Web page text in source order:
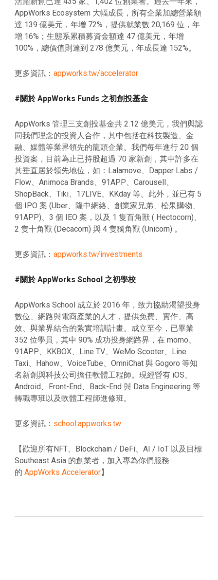
AppWorks Ecosystem 大幅成長，所有企業加總營業額
達 139 億美元，年增 72%，提供就業數 20,169 位，年
增 16%；生態系累積募資金額達 47 億美元，年增
100%，總價值則達到 278 億美元，年成長達 152%。
更多資訊： appworks.tw/accelerator
#關於 AppWorks Funds 之初創投基金
AppWorks 管理三支創投基金共 2.12 億美元，我們與認
同我們理念的投資人合作，其中包括在科技製造、金
融、媒體等業界領先的龍頭企業。我們每年進行 20 個
投資案，目前為止已持股超過 70 家新創，其中許多在
其垂直居於領先地位，如：Lalamove、Dapper Labs /
Flow、Animoca Brands、91APP、Carousell、
ShopBack、Tiki、17LIVE、KKday 等。此外，並已有 5
個 IPO 案 (Uber、隆中網絡、創業家兄弟、松果購物、
91APP)、3 個 IEO 案，以及 1 隻百角獸 ( Hectocorn)、
2 隻十角獸 (Decacorn) 與 4 隻獨角獸 (Unicorn) 。
更多資訊： appworks.tw/investments
#關於 AppWorks School 之初學校
AppWorks School 成立於 2016 年，致力協助渴望投身
數位、網路與電商產業的人才，提供免費、實作、高
效、與業界結合的紮實培訓計畫。成立至今，已畢業
352 位學員，其中 90% 成功投身網路界，在 momo、
91APP、KKBOX、Line TV、WeMo Scooter、Line
Taxi、Hahow、VoiceTube、OmniChat 與 Gogoro 等知
名新創與科技公司擔任軟體工程師。現經營有 iOS、
Android、Front-End、Back-End 與 Data Engineering 等
轉職專班以及軟體工程師進修班。
更多資訊： school.appworks.tw
【歡迎所有NFT、Blockchain / DeFi、AI / IoT 以及目標
Southeast Asia 的創業者，加入專為你們服務
的 AppWorks Accelerator】